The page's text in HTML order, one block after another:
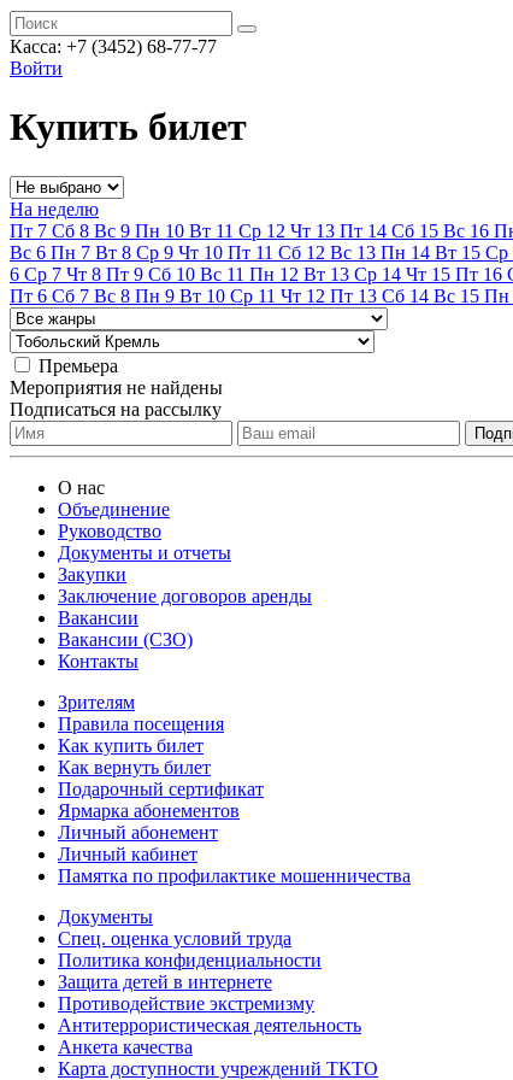
Касса: +7 (3452) 68-77-77
Войти
Купить билет
На неделю
Пт 7 Сб 8 Вс 9 Пн 10 Вт 11 Ср 12 Чт 13 Пт 14 Сб 15 Вс 16
Вс 6 Пн 7 Вт 8 Ср 9 Чт 10 Пт 11 Сб 12 Вс 13 Пн 14 Вт 15 Ср
6 Ср 7 Чт 8 Пт 9 Сб 10 Вс 11 Пн 12 Вт 13 Ср 14 Чт 15 Пт 16
Пт 6 Сб 7 Вс 8 Пн 9 Вт 10 Ср 11 Чт 12 Пт 13 Сб 14 Вс 15 Пн
Премьера
Мероприятия не найдены
Подписаться на рассылку
О нас
Объединение
Руководство
Документы и отчеты
Закупки
Заключение договоров аренды
Вакансии
Вакансии (СЗО)
Контакты
Зрителям
Правила посещения
Как купить билет
Как вернуть билет
Подарочный сертификат
Ярмарка абонементов
Личный абонемент
Личный кабинет
Памятка по профилактике мошенничества
Документы
Спец. оценка условий труда
Политика конфиденциальности
Защита детей в интернете
Противодействие экстремизму
Антитеррористическая деятельность
Анкета качества
Карта доступности учреждений ТКТО